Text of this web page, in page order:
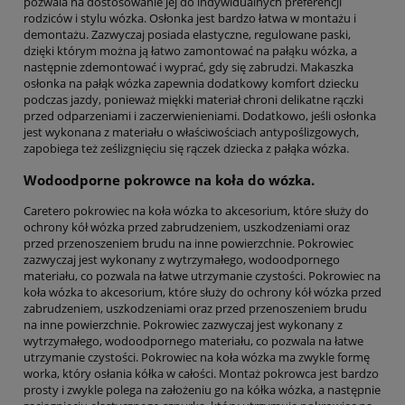
rodziców i stylu wózka. Osłonka jest bardzo łatwa w montażu i
demontażu. Zazwyczaj posiada elastyczne, regulowane paski,
dzięki którym można ją łatwo zamontować na pałąku wózka, a
następnie zdemontować i wyprać, gdy się zabrudzi. Makaszka
osłonka na pałąk wózka zapewnia dodatkowy komfort dziecku
podczas jazdy, ponieważ miękki materiał chroni delikatne rączki
przed odparzeniami i zaczerwienieniami. Dodatkowo, jeśli osłonka
jest wykonana z materiału o właściwościach antypoślizgowych,
zapobiega też ześlizgnięciu się rączek dziecka z pałąka wózka.
Wodoodporne pokrowce na koła do wózka.
Caretero pokrowiec na koła wózka to akcesorium, które służy do
ochrony kół wózka przed zabrudzeniem, uszkodzeniami oraz
przed przenoszeniem brudu na inne powierzchnie. Pokrowiec
zazwyczaj jest wykonany z wytrzymałego, wodoodpornego
materiału, co pozwala na łatwe utrzymanie czystości. Pokrowiec na
koła wózka to akcesorium, które służy do ochrony kół wózka przed
zabrudzeniem, uszkodzeniami oraz przed przenoszeniem brudu
na inne powierzchnie. Pokrowiec zazwyczaj jest wykonany z
wytrzymałego, wodoodpornego materiału, co pozwala na łatwe
utrzymanie czystości. Pokrowiec na koła wózka ma zwykle formę
worka, który osłania kółka w całości. Montaż pokrowca jest bardzo
prosty i zwykle polega na założeniu go na kółka wózka, a następnie